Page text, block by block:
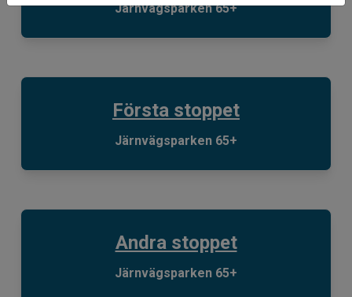
Järnvägsparken 65+
Första stoppet
Järnvägsparken 65+
Andra stoppet
Järnvägsparken 65+